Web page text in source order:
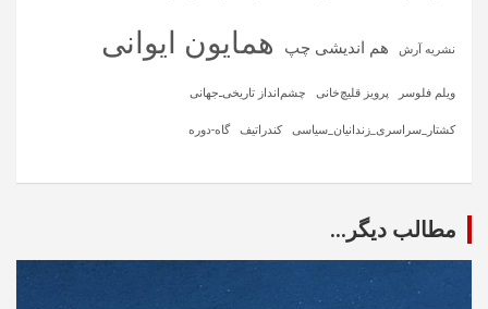
نشریه آرش هم اندیشی چپ همایون ایوانی
ویلم فلوسر پرویز قلیچ‌خانی چشم‌انداز تاریخی‌ـ‌جهانی
کشتار_سراسری_زندانیان_سیاسی کندراتیف گاه-دوره
مطالب دیگر...